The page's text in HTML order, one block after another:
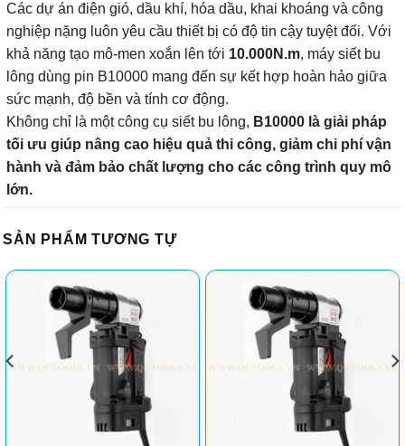
Các dự án điện gió, dầu khí, hóa dầu, khai khoáng và công
nghiệp nặng luôn yêu cầu thiết bị có độ tin cậy tuyệt đối. Với
khả năng tạo mô-men xoắn lên tới 10.000N.m, máy siết bu
lông dùng pin B10000 mang đến sự kết hợp hoàn hảo giữa
sức mạnh, độ bền và tính cơ động.
Không chỉ là một công cụ siết bu lông, B10000 là giải pháp
tối ưu giúp nâng cao hiệu quả thi công, giảm chi phí vận
hành và đảm bảo chất lượng cho các công trình quy mô
lớn.
SẢN PHẨM TƯƠNG TỰ